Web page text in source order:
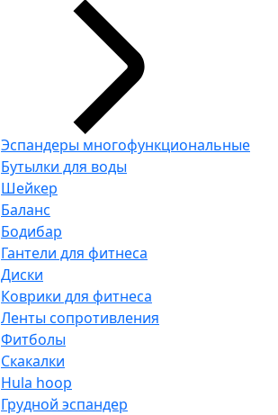
Эспандеры многофункциональные
Бутылки для воды
Шейкер
Баланс
Бодибар
Гантели для фитнеса
Диски
Коврики для фитнеса
Ленты сопротивления
Фитболы
Скакалки
Hula hoop
Грудной эспандер